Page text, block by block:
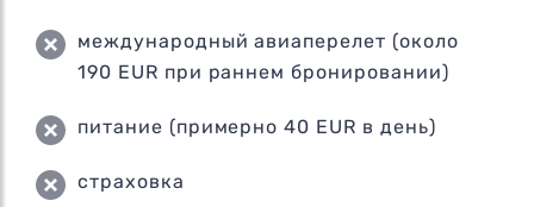
международный авиаперелет (около
190 EUR при раннем бронировании)
питание (примерно 40 EUR в день)
страховка